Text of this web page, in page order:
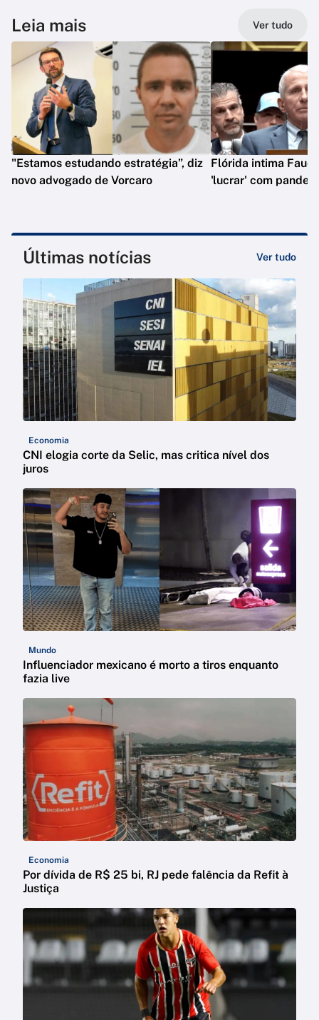
Leia mais Ver tudo
"Estamos estudando estratégia”, diz
novo advogado de Vorcaro
Flórida intima
'lucrar' com
Últimas notícias Ver tudo
Economia
CNI elogia corte da Selic, mas critica nível dos
juros
Mundo
Influenciador mexicano é morto a tiros enquanto
fazia live
Economia
Por dívida de R$ 25 bi, RJ pede falência da Refit à
Justiça